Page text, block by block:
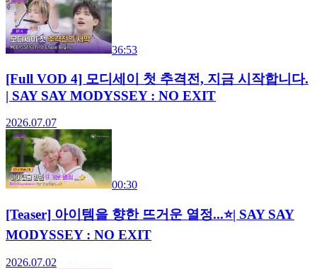
36:53
[Full VOD 4] 모디세이 첫 추격전, 지금 시작합니다.
| SAY SAY MODYSSEY : NO EXIT
2026.07.07
00:30
[Teaser] 아이템을 향한 뜨거운 열정...⭐| SAY SAY
MODYSSEY : NO EXIT
2026.07.02